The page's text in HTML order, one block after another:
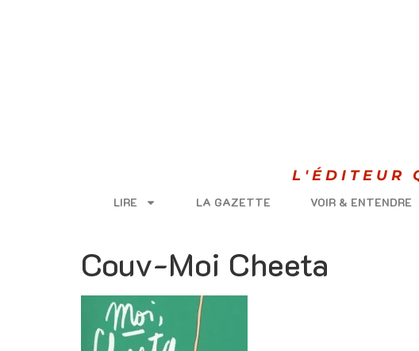
L'ÉDITEUR
LIRE LA GAZETTE VOIR & ENTENDRE
Couv-Moi Cheeta